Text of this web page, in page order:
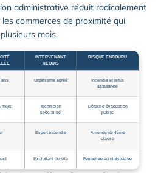
administrative réduit radicalement
les commerces de proximité qui
mois.
INTERVENANT
REQUIS
RISQUE ENCOURU
ans Organisme agréé
Incendie et refus
assurance
mois
Technicien
spécialisé
Défaut d’évacuation
public
Expert incendie
Amende de 4ème
classe
Exploitant du site Fermeture administrative